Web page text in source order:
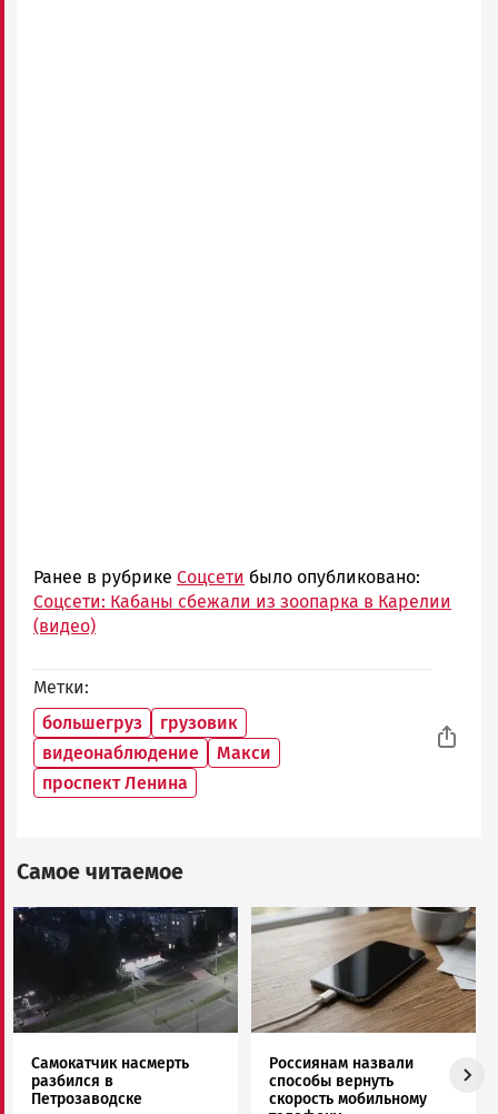
Ранее в рубрике Соцсети было опубликовано:
Соцсети: Кабаны сбежали из зоопарка в Карелии
(видео)
Метки
большегруз
грузовик
видеонаблюдение
Макси
проспект Ленина
Самое читаемое
Image
Самокатчик насмерть
разбился в
Петрозаводске
Image
Россиянам назвали
способы вернуть
скорость мобильному